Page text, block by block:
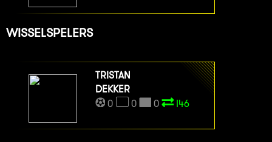
WISSELSPELERS
TRISTAN
DEKKER
0
0 0 I46